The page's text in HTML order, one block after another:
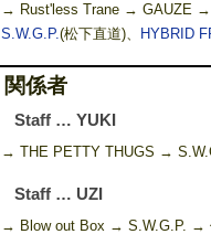
→ Rust'less Trane → GAUZE →
S.W.G.P.(松下直道)、 HYBRID
関係者
Staff … YUKI
→ THE PETTY THUGS →
Staff … UZI
→ Blow out Box → S.W.G.P. →